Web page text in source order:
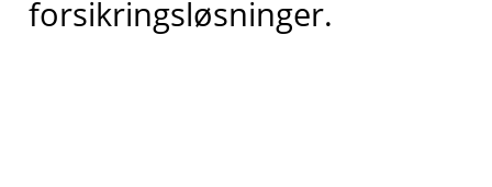
forsikringsløsninger.